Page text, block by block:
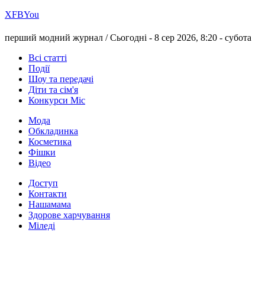
ХFBYou
перший модний журнал /Сьогодні - 8 сер 2026, 8:20 - субота
Всі статті
Події
Шоу та передачі
Діти та сім'я
Конкурси Міс
Мода
Обкладинка
Косметика
Фішки
Відео
Доступ
Контакти
Нашамама
Здорове харчування
Міледі